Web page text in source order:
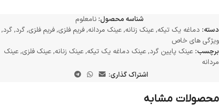
شناسه محصول: نامعلوم
دسته: دماغه یک تیکه,عینک زنانه,عینک مردانه,فریم فلزی,فریم فلزی,گرد,گرد,
ویژگی های خاص
برچسب: عینک پایین گرد,عینک دماغه یک تیکه,عینک زنانه,عینک فلزی,عینک
مردانه
اشتراک گذاری:
محصولات مشابه